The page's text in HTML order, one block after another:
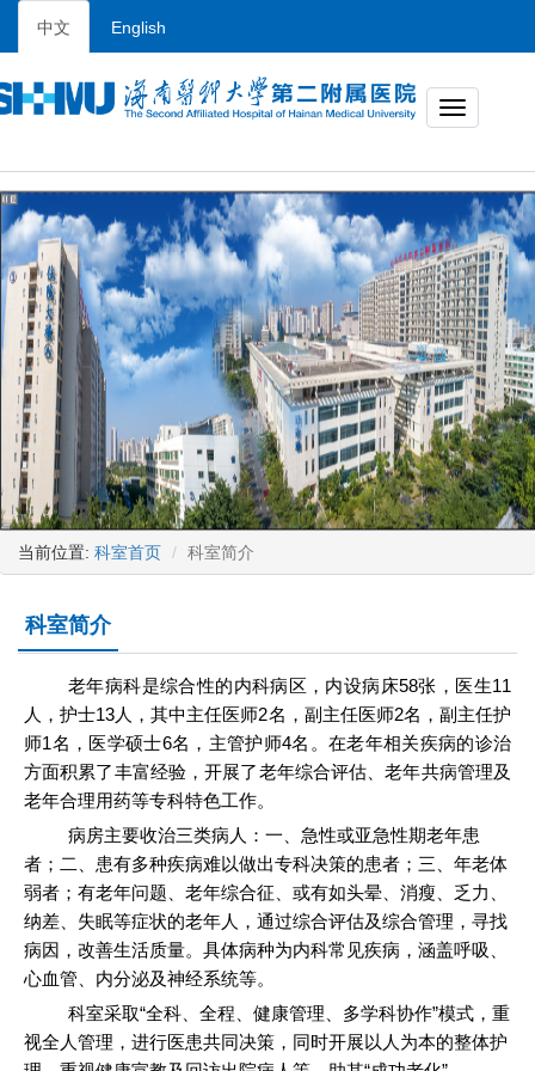
中文 English
当前位置: 科室首页 科室简介
科室简介
老年病科是综合性的内科病区，内设病床58张，医生11
人，护士13人，其中主任医师2名，副主任医师2名，副主任护
师1名，医学硕士6名，主管护师4名。在老年相关疾病的诊治
方面积累了丰富经验，开展了老年综合评估、老年共病管理及
老年合理用药等专科特色工作。
病房主要收治三类病人：一、急性或亚急性期老年患
者；二、患有多种疾病难以做出专科决策的患者；三、年老体
弱者；有老年问题、老年综合征、或有如头晕、消瘦、乏力、
纳差、失眠等症状的老年人，通过综合评估及综合管理，寻找
病因，改善生活质量。具体病种为内科常见疾病，涵盖呼吸、
心血管、内分泌及神经系统等。
科室采取“全科、全程、健康管理、多学科协作”模式，重
视全人管理，进行医患共同决策，同时开展以人为本的整体护